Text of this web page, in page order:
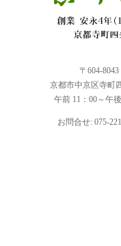
〒604-8043
京都市中京区寺町
午前 11：00～午
お問合せ: 075-